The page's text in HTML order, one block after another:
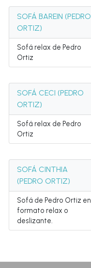
SOFÁ BAREIN (PEDRO
ORTIZ)
Sofá relax de Pedro
Ortiz
SOFÁ CECI (PEDRO
ORTIZ)
Sofá relax de Pedro
Ortiz
SOFÁ CINTHIA
(PEDRO ORTIZ)
Sofá de Pedro Ortiz en
formato relax o
deslizante.